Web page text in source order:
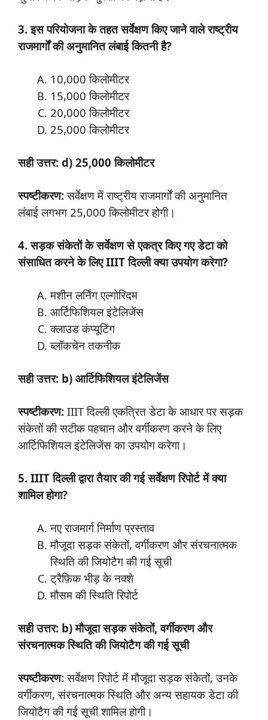
3. इस परियोजना के तहत सर्वेक्षण किए जाने वाले राष्ट्रीय
राजमार्गों की अनुमानित लंबाई कितनी है?
10,000 किलोमीटर
15,000 किलोमीटर
20,000 किलोमीटर
25,000 किलोमीटर
सही उत्तर: d) 25,000 किलोमीटर
स्पष्टीकरण:सर्वेक्षण में राष्ट्रीय राजमार्गों की अनुमानित
लंबाई लगभग 25,000 किलोमीटर होगी।
4. सड़क संकेतों के सर्वेक्षण से एकत्र किए गए डेटा को
संसाधित करने के लिए IIIT दिल्ली क्या उपयोग करेगा?
मशीन लर्निंग एल्गोरिदम
आर्टिफिशियल इंटेलिजेंस
क्लाउड कंप्यूटिंग
ब्लॉकचेन तकनीक
सही उत्तर: b) आर्टिफिशियल इंटेलिजेंस
स्पष्टीकरण: IIIT दिल्ली एकत्रित डेटा के आधार पर सड़क
संकेतों की सटीक पहचान और वर्गीकरण करने के लिए
आर्टिफिशियल इंटेलिजेंस का उपयोग करेगा।
5. IIIT दिल्ली द्वारा तैयार की गई सर्वेक्षण रिपोर्ट में क्या
शामिल होगा?
नए राजमार्ग निर्माण प्रस्ताव
मौजूदा सड़क संकेतों, वर्गीकरण और संरचनात्मक
स्थिति की जियोटैग की गई सूची
ट्रैफ़िक भीड़ के नक्शे
मौसम की स्थिति रिपोर्ट
सही उत्तर: b) मौजूदा सड़क संकेतों, वर्गीकरण और
संरचनात्मक स्थिति की जियोटैग की गई सूची
स्पष्टीकरण:सर्वेक्षण रिपोर्ट में मौजूदा सड़क संकेतों, उनके
वर्गीकरण, संरचनात्मक स्थिति और अन्य सहायक डेटा की
जियोटैग की गई सूची शामिल होगी।